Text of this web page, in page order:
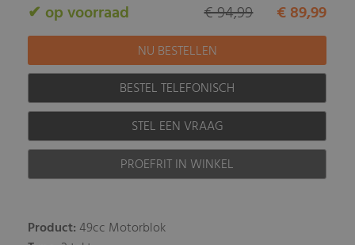
✔ op voorraad € 89,99
€ 94,99
BESTEL TELEFONISCH
STEL EEN VRAAG
PROEFRIT IN WINKEL
Product: 49cc Motorblok